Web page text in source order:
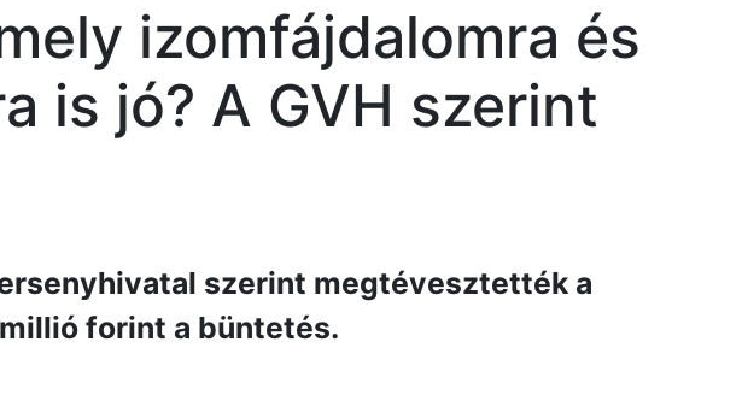
izomfájdalomra és
is jó? A GVH szerint
szerint megtévesztették a
forint a büntetés.